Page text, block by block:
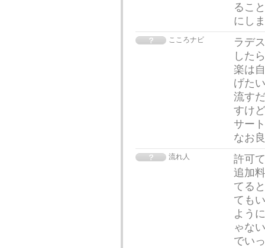
るこ
にし
こころナビ
ラデ
した
楽は
げた
流す
すけ
サー
なお
流れ人
許可
追加
てる
ても
よう
ゃな
でい